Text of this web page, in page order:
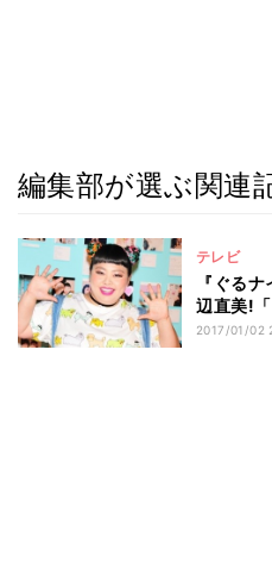
編集部が選ぶ関連
テレビ
『ぐる
辺直美!
2017/01/02